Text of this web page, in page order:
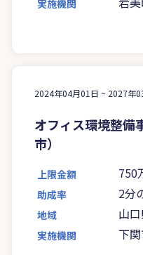
実施機関
2024年04月01日 ~ 2027年
オフィス環境整備
市）
上限金額 750
助成率 2分
地域 山
実施機関 下